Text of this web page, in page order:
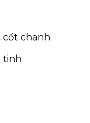
chanh
tinh